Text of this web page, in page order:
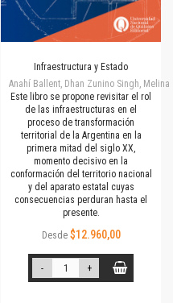
Infraestructura y Estado
Anahí Ballent, Dhan Zunino Singh,
Este libro se propone revisitar el rol
de las infraestructuras en el
proceso de transformación
territorial de la Argentina en la
primera mitad del siglo XX,
momento decisivo en la
conformación del territorio nacional
y del aparato estatal cuyas
consecuencias perduran hasta el
presente.
Desde $12.960,00
- +